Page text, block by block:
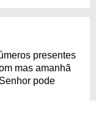
presentes
mas amanhã
pode